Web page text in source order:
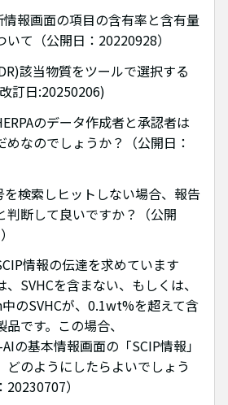
報画面の項目の含有率と含有量
て（公開日：20220928）
該当物質をツールで選択する
訂日:20250206)
のデータ作成者と承認者は
めなのでしょうか？（公開日：
を検索しヒットしない場合、報告
判断して良いですか？（公開
情報の伝達を求めています
SVHCを含まない、もしくは、
のSVHCが、0.1wt%を超えて含
です。この場合、
の基本情報画面の「SCIP情報」
どのようにしたらよいでしょう
）